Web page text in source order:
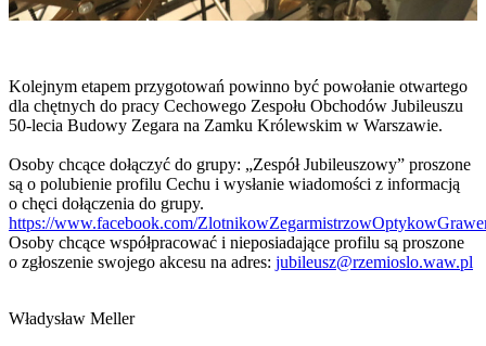
Kolejnym etapem przygotowań powinno być powołanie otwartego
dla chętnych do pracy Cechowego Zespołu Obchodów Jubileuszu
50-lecia Budowy Zegara na Zamku Królewskim w Warszawie.
Osoby chcące dołączyć do grupy: „Zespół Jubileuszowy” proszone
są o polubienie profilu Cechu i wysłanie wiadomości z informacją
o chęci dołączenia do grupy.
https://www.facebook.com/
Osoby chcące współpracować i nieposiadające profilu są proszone
o zgłoszenie swojego akcesu na adres: jubileusz@rzemioslo.waw.pl
Władysław Meller